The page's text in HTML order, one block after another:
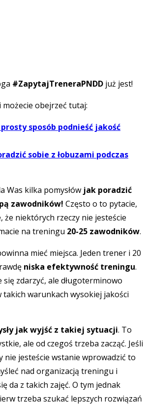
#ZapytajTreneraPNDD już jest!
obejrzeć tutaj:
prosty sposób podnieść jakość
sobie z łobuzami podczas
Was kilka pomysłów jak poradzić
zawodników! Często o to pytacie,
że niektórych rzeczy nie jesteście
na treningu 20-25 zawodników.
mieć miejsca. Jeden trener i 20
niska efektywność treningu.
się zdarzyć, ale długoterminowo
takich warunkach wysokiej jakości
jak wyjść z takiej sytuacji. To
ale od czegoś trzeba zacząć. Jeśli
nie jesteście wstanie wprowadzić to
nad organizacją treningu i
da z takich zajęć. O tym jednak
trzeba szukać lepszych rozwiązań